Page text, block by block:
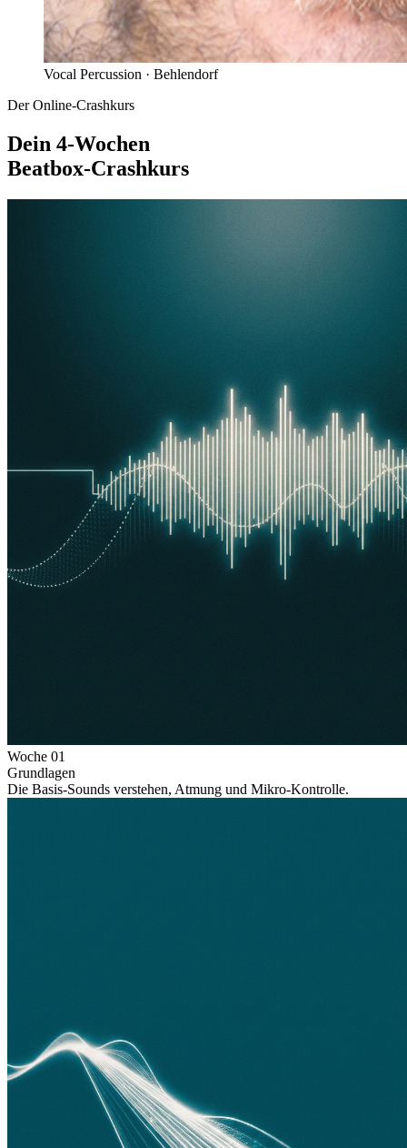
Vocal Percussion · Behlendorf
Der Online-Crashkurs
Dein 4-Wochen
Beatbox-Crashkurs
Woche 01
Grundlagen
Die Basis-Sounds verstehen, Atmung und Mikro-Kontrolle.